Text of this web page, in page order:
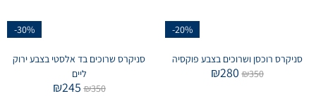
-20%
סניקרס רוכסן ושרוכים בצבע פוקסיה
₪350
₪280
-30%
סניקרס שרוכים בד אלסטי בצבע ירוק
ליים
₪350
₪245